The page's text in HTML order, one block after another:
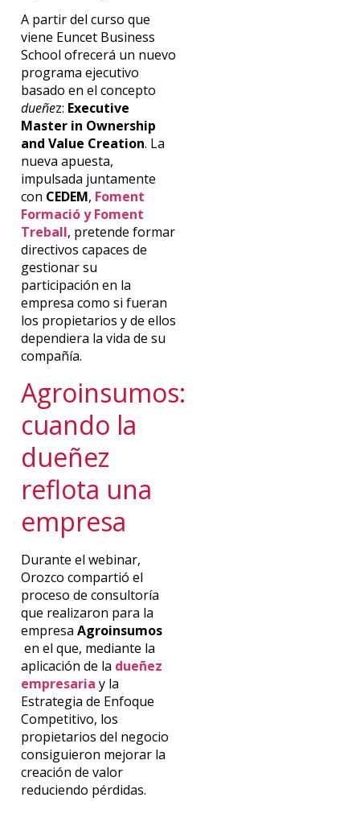
A partir del curso que
viene Euncet Business
School ofrecerá un nuevo
programa ejecutivo
basado en el concepto
dueñez: Executive
Master in Ownership
and Value Creation. La
nueva apuesta,
impulsada juntamente
con CEDEM, Foment
Formació y Foment
Treball, pretende formar
directivos capaces de
gestionar su
participación en la
empresa como si fueran
los propietarios y de ellos
dependiera la vida de su
compañía.
Agroinsumos:
cuando la
dueñez
reflota una
empresa
Durante el webinar,
Orozco compartió el
proceso de consultoría
que realizaron para la
empresa Agroinsumos
en el que, mediante la
aplicación de la dueñez
empresaria y la
Estrategia de Enfoque
Competitivo, los
propietarios del negocio
consiguieron mejorar la
creación de valor
reduciendo pérdidas.